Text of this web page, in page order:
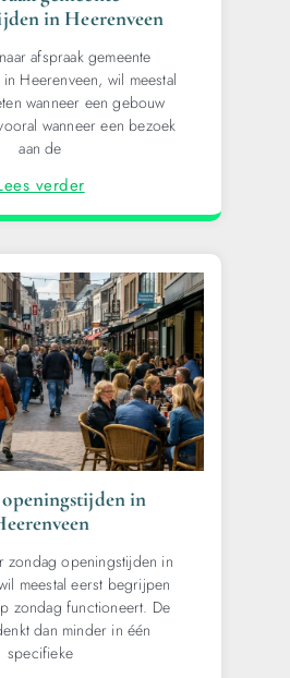
in Heerenveen
afspraak gemeente
Heerenveen, wil meestal
wanneer een gebouw
wanneer een bezoek
aan de
verder
in
zondag openingstijden in
meestal eerst begrijpen
zondag functioneert. De
dan minder in één
specifieke